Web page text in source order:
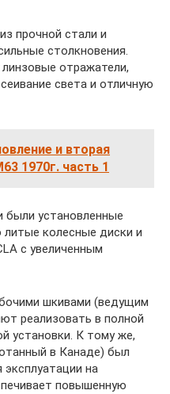
прочной стали и
столкновения.
отражатели,
света и отличную
и вторая
1970г. часть 1
установленные
литые колесные диски и
с увеличенным
шкивами (ведущим
реализовать в полной
установки. К тому же,
в Канаде) был
на
повышенную